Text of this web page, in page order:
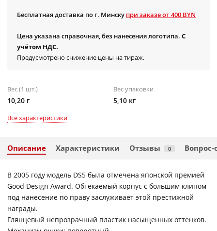
Бесплатная доставка по г. Минску при заказе от 400 BYN
Цена указана справочная, без нанесения логотипа. С
учётом НДС.
Предусмотрено снижение цены на тираж.
Вес (1 шт.)
10,20 г
Вес упаковки
5,10 кг
Все характеристики
Описание Характеристики Отзывы 0 Вопрос-
В 2005 году модель DS5 была отмечена японской премией
Good Design Award. Обтекаемый корпус с большим клипом
под нанесение по праву заслуживает этой престижной
награды.
Глянцевый непрозрачный пластик насыщенных оттенков.